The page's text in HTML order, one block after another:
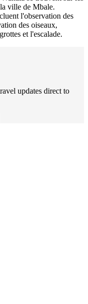
ville de Mbale.
l'observation des
des oiseaux,
et l'escalade.
updates direct to